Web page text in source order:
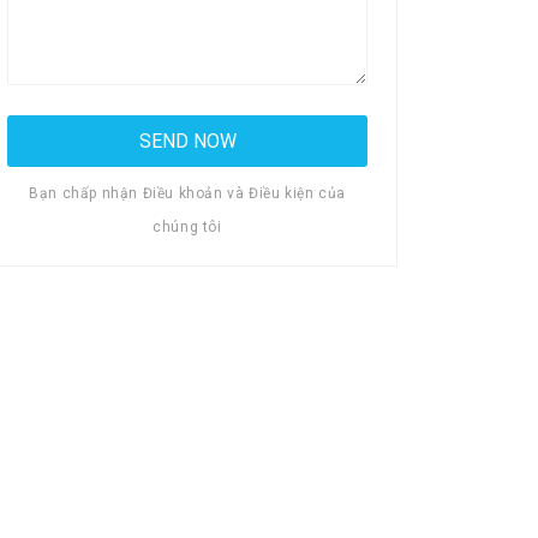
Bạn chấp nhận Điều khoản và Điều kiện của
chúng tôi